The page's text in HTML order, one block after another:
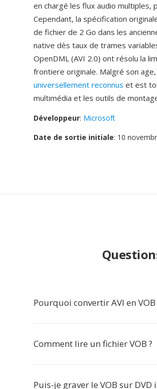
en chargé les flux audio multiples,
Cependant, la spécification
de fichier de 2 Go dans les
native dès taux de trames
OpenDML (AVI 2.0) ont résolu la
frontiere originale. Malgré son
universellement reconnus et est
multimédia et les outils de
Développeur: Microsoft
Date de sortie initiale: 10
Pourquoi convertir AVI en VOB
Comment lire un fichier VOB ?
Puis-je graver le VOB sur